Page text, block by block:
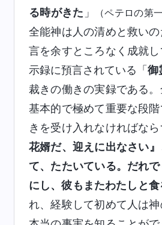
る時がきた 」 （ペテロの第
全能神は人の清めと救い
言を余すところなく成就
示録に預言されている「御
裁きの働きの実録である
基本的で極めて重要な段
きを受け入れなければな
花婿だ、迎えに出なさい
て、たたいている。だれ
にし、彼もまたわたしと
れ、経験して初めて人は